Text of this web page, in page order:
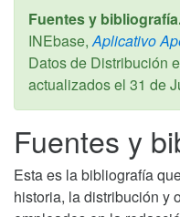
Fuentes y
INEbase, Aplicativo
Datos de Distribución
actualizados el 31 de
Fuentes y
Esta es la bibliografía
historia, la distribución y